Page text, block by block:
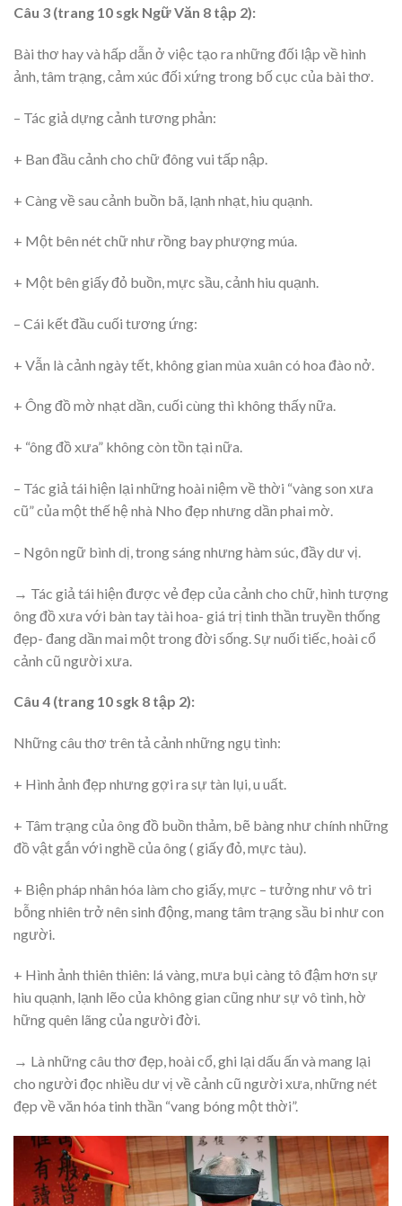
Câu 3 (trang 10 sgk Ngữ Văn 8 tập 2):
Bài thơ hay và hấp dẫn ở việc tạo ra những đối lập về hình
ảnh, tâm trạng, cảm xúc đối xứng trong bố cục của bài thơ.
– Tác giả dựng cảnh tương phản:
+ Ban đầu cảnh cho chữ đông vui tấp nập.
+ Càng về sau cảnh buồn bã, lạnh nhạt, hiu quạnh.
+ Một bên nét chữ như rồng bay phượng múa.
+ Một bên giấy đỏ buồn, mực sầu, cảnh hiu quạnh.
– Cái kết đầu cuối tương ứng:
+ Vẫn là cảnh ngày tết, không gian mùa xuân có hoa đào nở.
+ Ông đồ mờ nhạt dần, cuối cùng thì không thấy nữa.
+ “ông đồ xưa” không còn tồn tại nữa.
– Tác giả tái hiện lại những hoài niệm về thời “vàng son xưa
cũ” của một thế hệ nhà Nho đẹp nhưng dần phai mờ.
– Ngôn ngữ bình dị, trong sáng nhưng hàm súc, đầy dư vị.
→ Tác giả tái hiện được vẻ đẹp của cảnh cho chữ, hình tượng
ông đồ xưa với bàn tay tài hoa- giá trị tinh thần truyền thống
đẹp- đang dần mai một trong đời sống. Sự nuối tiếc, hoài cổ
cảnh cũ người xưa.
Câu 4 (trang 10 sgk 8 tập 2):
Những câu thơ trên tả cảnh những ngụ tình:
+ Hình ảnh đẹp nhưng gợi ra sự tàn lụi, u uất.
+ Tâm trạng của ông đồ buồn thảm, bẽ bàng như chính những
đồ vật gắn với nghề của ông ( giấy đỏ, mực tàu).
+ Biện pháp nhân hóa làm cho giấy, mực – tưởng như vô tri
bỗng nhiên trở nên sinh động, mang tâm trạng sầu bi như con
người.
+ Hình ảnh thiên thiên: lá vàng, mưa bụi càng tô đậm hơn sự
hiu quạnh, lạnh lẽo của không gian cũng như sự vô tình, hờ
hững quên lãng của người đời.
→ Là những câu thơ đẹp, hoài cổ, ghi lại dấu ấn và mang lại
cho người đọc nhiều dư vị về cảnh cũ người xưa, những nét
đẹp về văn hóa tinh thần “vang bóng một thời”.